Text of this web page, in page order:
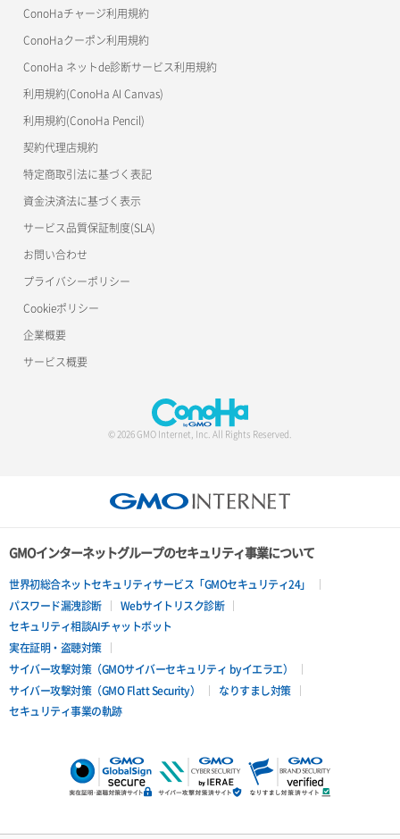
美雲このは徹底ガイド
ConoHaチャージ利用規約
ConoHaクーポン利用規約
ConoHa ネットde診断サービス利用規約
利用規約(ConoHa AI Canvas)
利用規約(ConoHa Pencil)
契約代理店規約
特定商取引法に基づく表記
資金決済法に基づく表示
サービス品質保証制度(SLA)
お問い合わせ
プライバシーポリシー
Cookieポリシー
企業概要
サービス概要
© 2026 GMO Internet, Inc. All Rights Reserved.
GMOインターネットグループのセキュリティ事業について
世界初総合ネットセキュリティサービス「GMOセキュリティ24」
パスワード漏洩診断
Webサイトリスク診断
セキュリティ相談AIチャットボット
実在証明・盗聴対策
サイバー攻撃対策（GMOサイバーセキュリティ byイエラエ）
サイバー攻撃対策（GMO Flatt Security）
なりすまし対策
セキュリティ事業の軌跡